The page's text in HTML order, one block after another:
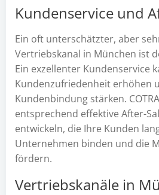
Kundenservice und
Ein oft unterschätzter, aber
Vertriebskanal in München ist
Ein exzellenter Kundenservice
Kundenzufriedenheit erhöhen
Kundenbindung stärken.
entsprechend effektive After-
entwickeln, die Ihre Kunden
Unternehmen binden und die
fördern.
Vertriebskanäle in